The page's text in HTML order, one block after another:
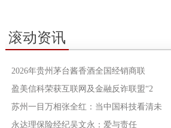
滚动资讯
2026年贵州茅台酱香酒全国经销商联
盈美信科荣获互联网及金融反诈联盟“2
苏州一目万相张全红：当中国科技看清未
永达理保险经纪吴文永：爱与责任